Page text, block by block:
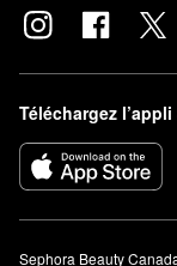
Téléchargez
Sephora Beauty